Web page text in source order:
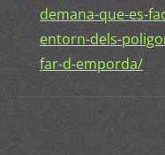
demana-que-es-
entorn-dels-
far-d-emporda/